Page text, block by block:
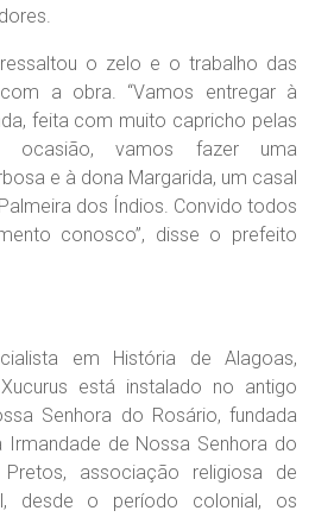
o zelo e o trabalho das
a obra. “Vamos entregar à
feita com muito capricho pelas
ocasião, vamos fazer uma
e à dona Margarida, um casal
dos Índios. Convido todos
conosco”, disse o prefeito
em História de Alagoas,
está instalado no antigo
Senhora do Rosário, fundada
de Nossa Senhora do
associação religiosa de
desde o período colonial, os